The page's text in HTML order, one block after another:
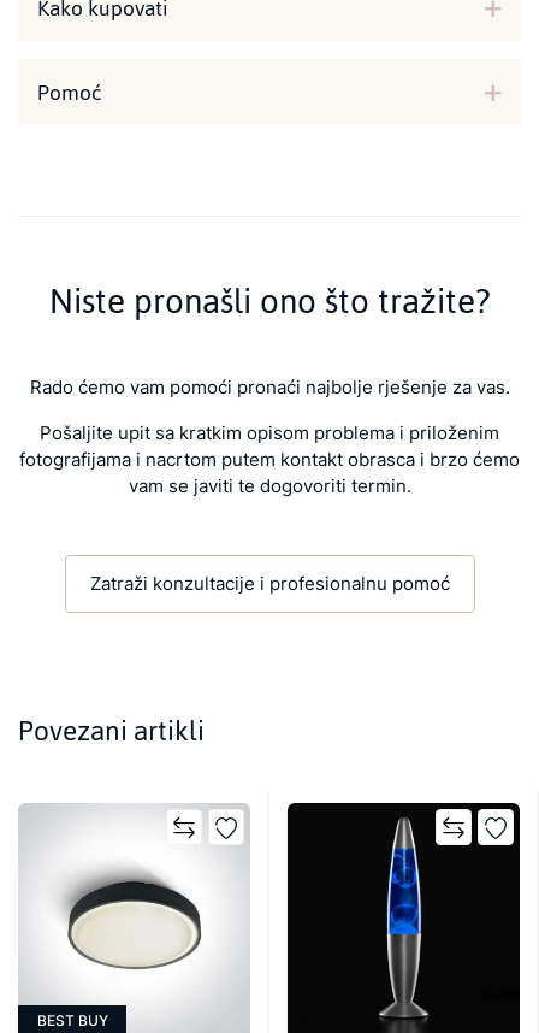
Kako kupovati
Pomoć
Niste pronašli ono što tražite?
Rado ćemo vam pomoći pronaći najbolje rješenje za vas.
Pošaljite upit sa kratkim opisom problema i priloženim
fotografijama i nacrtom putem kontakt obrasca i brzo ćemo
vam se javiti te dogovoriti termin.
Zatraži konzultacije i profesionalnu pomoć
Povezani artikli
BEST BUY